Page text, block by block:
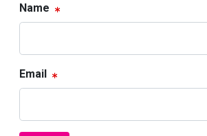
Name
Email